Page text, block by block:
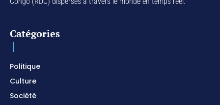
Catégories
Politique
Culture
Société